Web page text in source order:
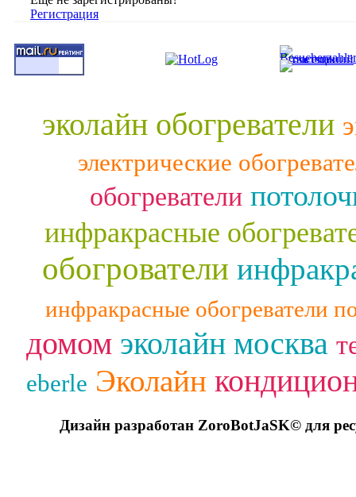
Регистрация
эколайн обогреватели
электрические
обогреватели
инфракрасные
обогрователи
инфракрасные обогреватели
домом эколайн москва
eberle Эколайн
Дизайн разработан ZoroBotJaSK© для